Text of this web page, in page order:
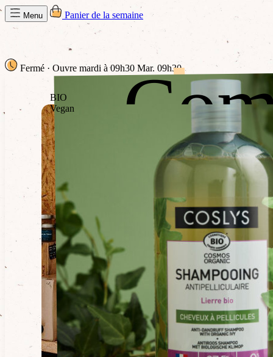
Menu Panier de la semaine
Fermé · Ouvre mardi à 09h30 Mar. 09h30
BIO
Vegan